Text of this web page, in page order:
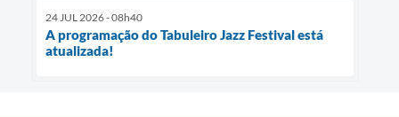
24 JUL 2026 - 08h40
A programação do Tabuleiro Jazz Festival está
atualizada!